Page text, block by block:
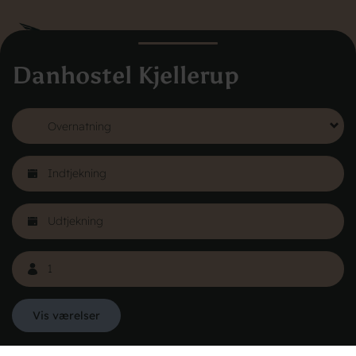
Danhostel Kjellerup
Vis værelser
Danhostel Danmarks Vandrerhjem
Hovedkontoret
Vodroffsvej 32
1900 Frederiksberg
CVR nr: 62568011
Om Danhostel
Kontakt
Presse
Generelle vilkår
Nyheder
Organisation (hovedkontor)
Værd at vide om Danhostel
Copyright © 2026 All rights reserved Danhostel